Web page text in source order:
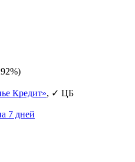
Кредит», ✓ ЦБ
7 дней